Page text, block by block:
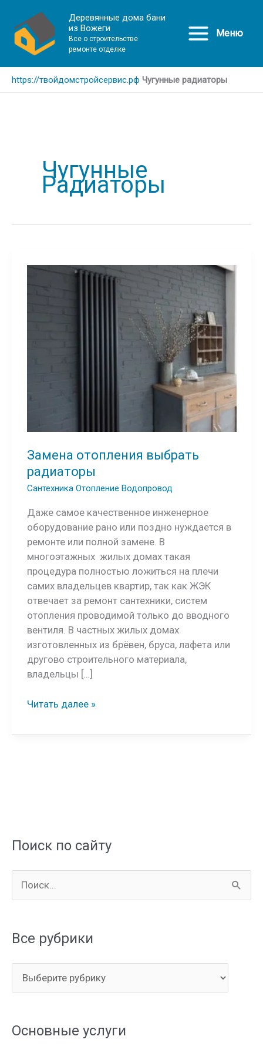
Деревянные дома бани
из Вожеги
Все о строительстве
ремонте отделке
Меню
https://твойдомстройсервис.рф Чугунные радиаторы
Чугунные
Радиаторы
Замена отопления выбрать
радиаторы
Сантехника Отопление Водопровод
Даже самое качественное инженерное
оборудование рано или поздно нуждается в
ремонте или полной замене. В
многоэтажных жилых домах такая
процедура полностью ложиться на плечи
самих владельцев квартир, так как ЖЭК
отвечает за ремонт сантехники, систем
отопления проводимой только до вводного
вентиля. В частных жилых домах
изготовленных из брёвен, бруса, лафета или
другово строительного материала,
владельцы […]
Замена
выбрать
Читать далее »
Поиск по сайту
о
с
Все рубрики
с
р
Основные услуги